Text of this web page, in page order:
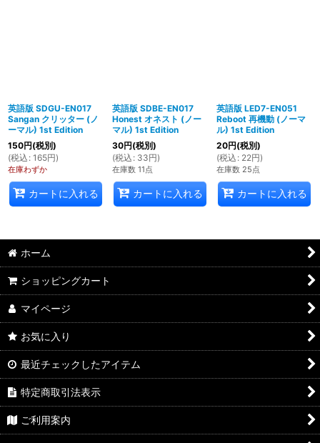
英語版 SDGU-EN017
Sangan クリッター (ノ
ーマル) 1st Edition
150円(税別)
(税込 : 165円)
在庫わずか
カートに入れる
英語版 SDBE-EN017
Honest オネスト (ノー
マル) 1st Edition
30円(税別)
(税込 : 33円)
在庫数 11点
カートに入れる
英語版 LED7-EN051
Reboot 再機動 (ノーマ
ル) 1st Edition
20円(税別)
(税込 : 22円)
在庫数 25点
カートに入れる
ホーム
ショッピングカート
マイページ
お気に入り
最近チェックしたアイテム
特定商取引法表示
ご利用案内